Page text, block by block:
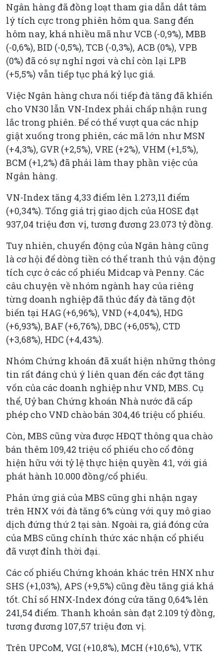
Ngân hàng đã đồng loạt tham gia dẫn dắt tâm
lý tích cực trong phiên hôm qua. Sang đến
hôm nay, khá nhiều mã như VCB (-0,9%), MBB
(-0,6%), BID (-0,5%), TCB (-0,3%), ACB (0%), VPB
(0%) đã có sự nghỉ ngơi và chỉ còn lại LPB
(+5,5%) vẫn tiếp tục phá kỷ lục giá.
Việc Ngân hàng chưa nối tiếp đà tăng đã khiến
cho VN30 lẫn VN-Index phải chấp nhận rung
lắc trong phiên. Để có thể vượt qua các nhịp
giật xuống trong phiên, các mã lớn như MSN
(+4,3%), GVR (+2,5%), VRE (+2%), VHM (+1,5%),
BCM (+1,2%) đã phải làm thay phần việc của
Ngân hàng.
VN-Index tăng 4,33 điểm lên 1.273,11 điểm
(+0,34%). Tổng giá trị giao dịch của HOSE đạt
937,04 triệu đơn vị, tương đương 23.073 tỷ đồng.
Tuy nhiên, chuyển động của Ngân hàng cũng
là cơ hội để dòng tiền có thể tranh thủ vận động
tích cực ở các cổ phiếu Midcap và Penny. Các
câu chuyện về nhóm ngành hay của riêng
từng doanh nghiệp đã thúc đẩy đà tăng đột
biến tại HAG (+6,96%), VND (+4,04%), HDG
(+6,93%), BAF (+6,76%), DBC (+6,05%), CTD
(+3,68%), HDC (+4,43%).
Nhóm Chứng khoán đã xuất hiện những thông
tin rất đáng chú ý liên quan đến các đợt tăng
vốn của các doanh nghiệp như VND, MBS. Cụ
thể, Uỷ ban Chứng khoán Nhà nước đã cấp
phép cho VND chào bán 304,46 triệu cổ phiếu.
Còn, MBS cũng vừa được HĐQT thông qua chào
bán thêm 109,42 triệu cổ phiếu cho cổ đông
hiện hữu với tỷ lệ thực hiện quyền 4:1, với giá
phát hành 10.000 đồng/cổ phiếu.
Phản ứng giá của MBS cũng ghi nhận ngay
trên HNX với đà tăng 6% cùng với quy mô giao
dịch đứng thứ 2 tại sàn. Ngoài ra, giá đóng cửa
của MBS cũng chính thức xác nhận cổ phiếu
đã vượt đỉnh thời đại.
Các cổ phiếu Chứng khoán khác trên HNX như
SHS (+1,03%), APS (+9,5%) cũng đều tăng giá khá
tốt. Chỉ số HNX-Index đóng cửa tăng 0,64% lên
241,54 điểm. Thanh khoản sàn đạt 2.109 tỷ đồng,
tương đương 107,57 triệu đơn vị.
Trên UPCoM, VGI (+10,8%), MCH (+10,6%), VTK